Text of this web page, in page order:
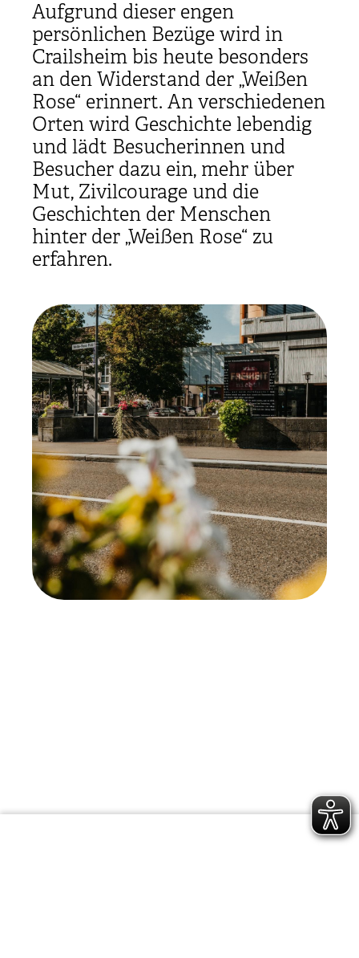
Aufgrund dieser engen
persönlichen Bezüge wird in
Crailsheim bis heute besonders
an den Widerstand der „Weißen
Rose“ erinnert. An verschiedenen
Orten wird Geschichte lebendig
und lädt Besucherinnen und
Besucher dazu ein, mehr über
Mut, Zivilcourage und die
Geschichten der Menschen
hinter der „Weißen Rose“ zu
erfahren.